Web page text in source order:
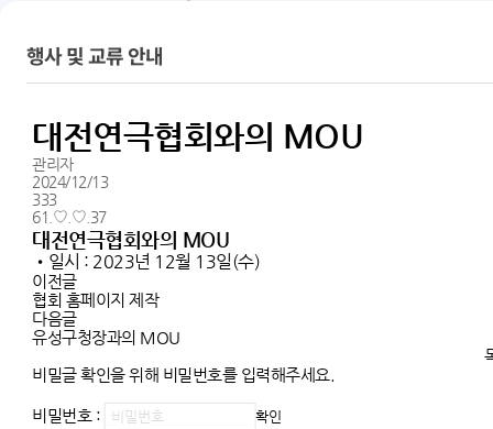
행사 및 교류 안내
대전연극협회와의 MOU
관리자
2024/12/13
333
61.♡.♡.37
대전연극협회와의 MOU
•일시 : 2023년 12월 13일(수)
이전글
협회 홈페이지 제작
다음글
유성구청장과의 MOU
비밀글 확인을 위해 비밀번호를 입력해주세요.
비밀번호 : 확인